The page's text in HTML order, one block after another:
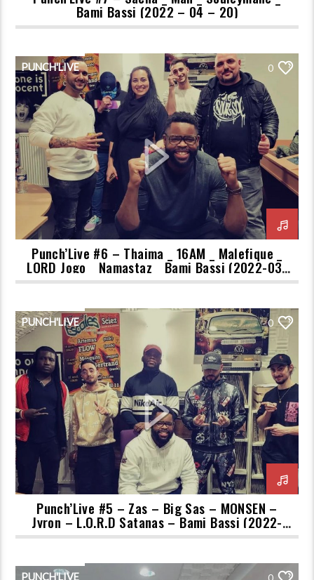
Bami Bassi (2022 – 04 – 20)
PUNCH'LIVE 0
Punch’Live #6 – Thaima _ 16AM _ Malefique _
LORD Jogo _ Namastaz _ Bami Bassi (2022-03-
16)
PUNCH'LIVE 0
Punch’Live #5 – Zas – Big Sas – MONSEN –
Jyron – L.O.R.D Satanas – Bami Bassi (2022-
02-09)
PUNCH'LIVE